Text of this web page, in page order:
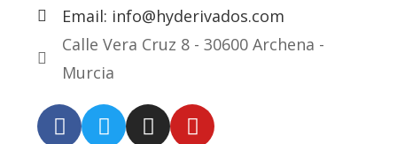
Email: info@hyderivados.com
Calle Vera Cruz 8 - 30600 Archena -
Murcia